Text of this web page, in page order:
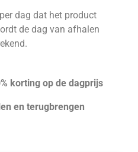
dag dat het product
de dag van afhalen
korting op de dagprijs
en terugbrengen